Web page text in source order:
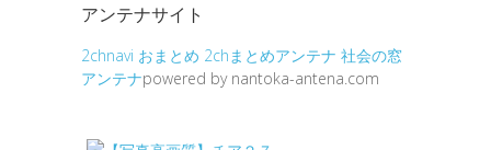
アンテナサイト
2chnavi おまとめ 2chまとめアンテナ 社会の窓
アンテナpowered by nantoka-antena.com